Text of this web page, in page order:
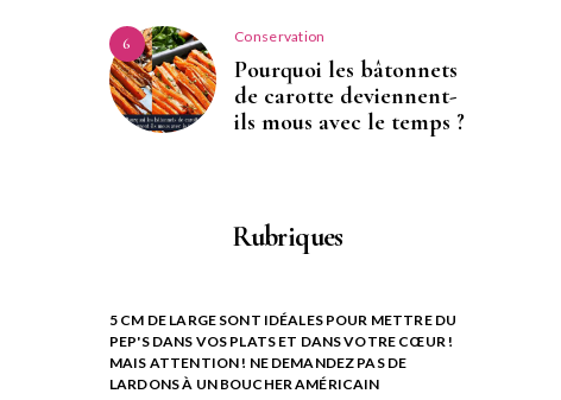
6 Conservation
Pourquoi les bâtonnets
de carotte deviennent-
ils mous avec le temps ?
Rubriques
5 CM DE LARGE SONT IDÉALES POUR METTRE DU
PEP'S DANS VOS PLATS ET DANS VOTRE CŒUR !
MAIS ATTENTION ! NE DEMANDEZ PAS DE
LARDONS À UN BOUCHER AMÉRICAIN